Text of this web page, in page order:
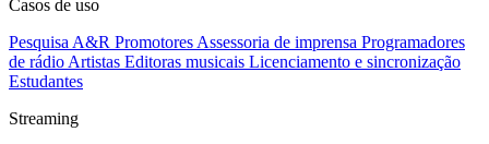
Casos de uso
Pesquisa A&R Promotores Assessoria de imprensa Programadores
de rádio Artistas Editoras musicais Licenciamento e sincronização
Estudantes
Streaming